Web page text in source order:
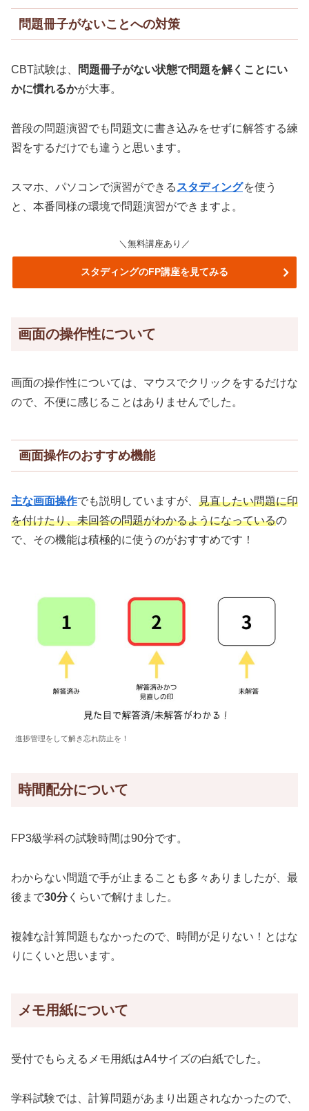
問題冊子がないことへの対策
CBT試験は、
問題冊子がない状態で問題を解くことにい
かに慣れるかが大事。
普段の問題演習でも問題文に書き込みをせずに解答する練
習をするだけでも違うと思います。
スマホ、パソコンで演習ができる スタディングを使う
と、本番同様の環境で問題演習ができますよ。
＼無料講座あり／
スタディングのFP講座を見てみる
画面の操作性について
画面の操作性については、マウスでクリックをするだけな
ので、不便に感じることはありませんでした。
画面操作のおすすめ機能
主な画面操作でも説明していますが、 見直したい問題に印
を付けたり、未回答の問題がわかるようになっているの
で、その機能は積極的に使うのがおすすめです！
進捗管理をして解き忘れ防止を！
時間配分について
FP3級学科の試験時間は90分です。
わからない問題で手が止まることも多々ありましたが、最
後まで30分くらいで解けました。
複雑な計算問題もなかったので、時間が足りない！とはな
りにくいと思います。
メモ用紙について
受付でもらえるメモ用紙はA4サイズの白紙でした。
学科試験では、計算問題があまり出題されなかったので、